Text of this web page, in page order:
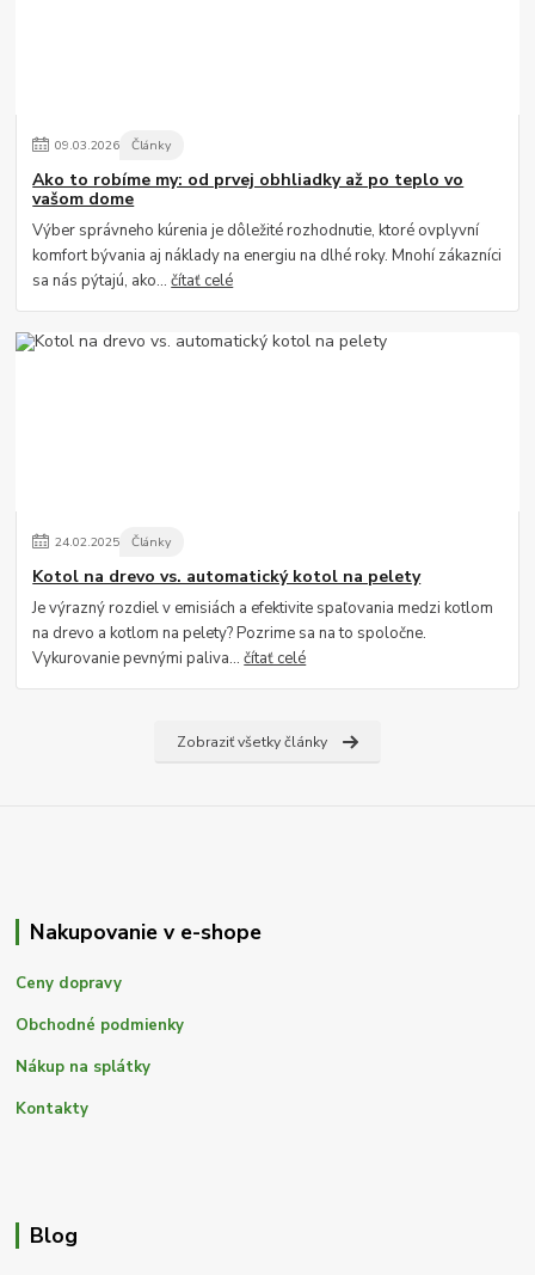
09.03.2026 Články
Ako to robíme my: od prvej obhliadky až po teplo vo
vašom dome
Výber správneho kúrenia je dôležité rozhodnutie, ktoré ovplyvní
komfort bývania aj náklady na energiu na dlhé roky. Mnohí zákazníci
sa nás pýtajú, ako...čítať celé
24.02.2025 Články
Kotol na drevo vs. automatický kotol na pelety
Je výrazný rozdiel v emisiách a efektivite spaľovania medzi kotlom
na drevo a kotlom na pelety? Pozrime sa na to spoločne.
Vykurovanie pevnými paliva...čítať celé
Zobraziť všetky články
Nakupovanie v e-shope
Ceny dopravy
Obchodné podmienky
Nákup na splátky
Kontakty
Blog